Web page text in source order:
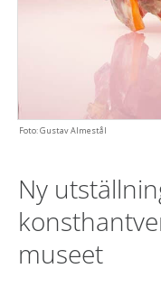
Foto: Gustav Almestål
Ny
museet